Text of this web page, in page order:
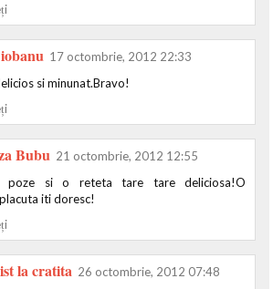
17 octombrie, 2012 22:33
si minunat.Bravo!
Bubu 21 octombrie, 2012 12:55
poze si o reteta tare tare deliciosa!O
iti doresc!
la cratita 26 octombrie, 2012 07:48